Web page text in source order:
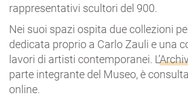
rappresentativi scultori del 900.
Nei suoi spazi ospita due collezioni
dedicata proprio a Carlo Zauli e una
lavori di artisti contemporanei. L’
parte integrante del Museo, è
online.